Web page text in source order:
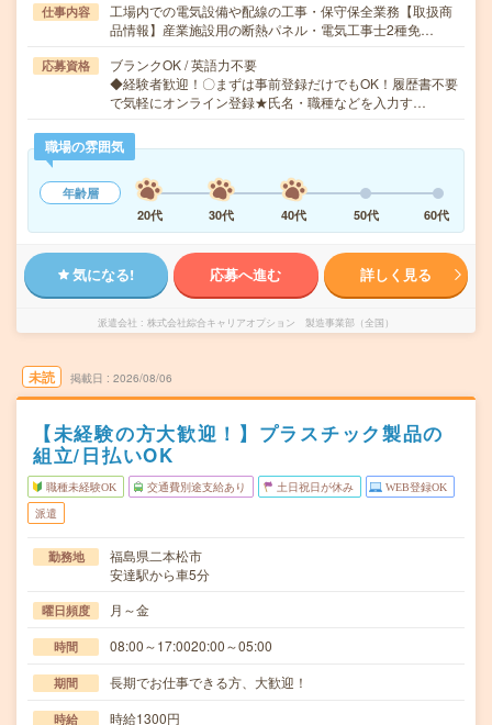
仕事内容
工場内での電気設備や配線の工事・保守保全業務【取扱商
品情報】産業施設用の断熱パネル・電気工事士2種免…
応募資格
ブランクOK / 英語力不要
◆経験者歓迎！〇まずは事前登録だけでもOK！履歴書不要
で気軽にオンライン登録★氏名・職種などを入力す…
職場の雰囲気
年齢層
20代
30代 40代 50代 60代
気になる! 応募へ進む 詳しく見る
派遣会社 株式会社綜合キャリアオプション 製造事業部（全国）
未読 掲載日 2026/08/06
【未経験の方大歓迎！】プラスチック製品の
組立/日払いOK
職種未経験OK 交通費別途支給あり 土日祝日が休み WEB登録OK
派遣
勤務地
福島県二本松市
安達駅から車5分
曜日頻度 月～金
時間 08:00～17:0020:00～05:00
期間 長期でお仕事できる方、大歓迎！
時給 時給1300円